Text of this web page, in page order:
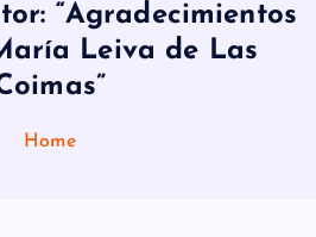
“Agradecimientos
Leiva de Las
Home